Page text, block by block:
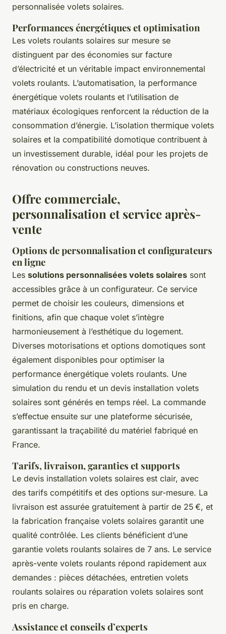
personnalisée volets solaires.
Performances énergétiques et optimisation
Les volets roulants solaires sur mesure se
distinguent par des économies sur facture
d’électricité et un véritable impact environnemental
volets roulants. L’automatisation, la performance
énergétique volets roulants et l’utilisation de
matériaux écologiques renforcent la réduction de la
consommation d’énergie. L’isolation thermique volets
solaires et la compatibilité domotique contribuent à
un investissement durable, idéal pour les projets de
rénovation ou constructions neuves.
Offre commerciale,
personnalisation et service après-
vente
Options de personnalisation et configurateurs
en ligne
Les solutions personnalisées volets solaires sont
accessibles grâce à un configurateur. Ce service
permet de choisir les couleurs, dimensions et
finitions, afin que chaque volet s’intègre
harmonieusement à l’esthétique du logement.
Diverses motorisations et options domotiques sont
également disponibles pour optimiser la
performance énergétique volets roulants. Une
simulation du rendu et un devis installation volets
solaires sont générés en temps réel. La commande
s’effectue ensuite sur une plateforme sécurisée,
garantissant la traçabilité du matériel fabriqué en
France.
Tarifs, livraison, garanties et supports
Le devis installation volets solaires est clair, avec
des tarifs compétitifs et des options sur-mesure. La
livraison est assurée gratuitement à partir de 25 €, et
la fabrication française volets solaires garantit une
qualité contrôlée. Les clients bénéficient d’une
garantie volets roulants solaires de 7 ans. Le service
après-vente volets roulants répond rapidement aux
demandes : pièces détachées, entretien volets
roulants solaires ou réparation volets solaires sont
pris en charge.
Assistance et conseils d’experts